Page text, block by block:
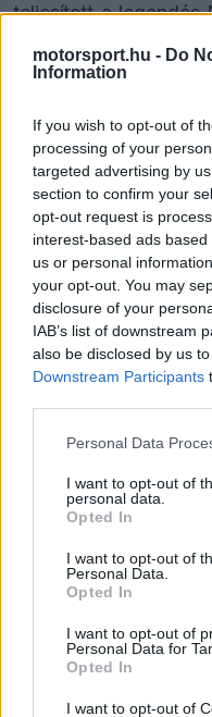
motorsport.hu - Do
Information
If you wish to opt-out of
processing of your
targeted advertising by
section to confirm your
opt-out request is
interest-based ads
us or personal
your opt-out. You may
disclosure of your
IAB’s list of downstream
also be disclosed by us
Downstream Participants
Please note that this
not limited to your visit or
grant or deny consent to
use your data for below
consent section.
Personal Data
I want to opt-out of
personal data.
Opted In
I want to opt-out of
Personal Data.
Opted In
I want to opt-out of
Personal Data for
Opted In
I want to opt-out of
teljesített a legendás
másodperc körüli
rajtszámú Mercedes
nélkül,
This
is
a
modal
window.
The media could
the server or
is
tartogattak
autót és elkerülje a
a futam alakulásáról
beszélt.
EZEKET IS